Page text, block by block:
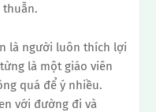
thuẫn.
là người luôn thích lợi
là một giáo viên
quá để ý nhiều.
với đường đi và